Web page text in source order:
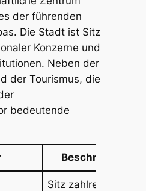
der führenden
Die Stadt ist Sitz
Konzerne und
Neben der
der Tourismus, die
bedeutende
Beschreibung
Sitz zahlreicher